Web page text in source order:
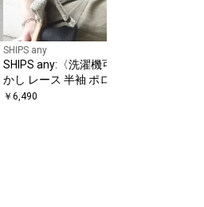
SHIPS any
SHIPS any:〈洗濯機可能〉透
かし レース 半袖 ポロシャツ
カーディガン
￥ 6,490